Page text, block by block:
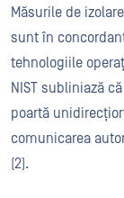
Măsurile de
sunt în
tehnologiile
NIST subliniază
poartă
comunicarea
(2)​.